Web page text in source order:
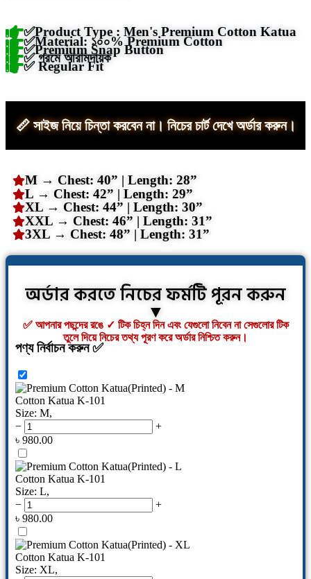
✅Product Type : Men's Premium Cotton Katua
✅Material: ১০০% Premium Cotton
✅Premium Snap Button
✅ গরমে আরামদায়ক
✅ Regular Fit
📏 সাইজ নিয়ে চিন্তা করবেন না। নিচের চার্ট দেখে অর্ডার করুন।
M → Chest: 40” | Length: 28”
L → Chest: 42” | Length: 29”
XL → Chest: 44” | Length: 30”
XXL → Chest: 46” | Length: 31”
3XL → Chest: 48” | Length: 31”
অর্ডার করতে নিচের ফর্মটি পূরন করুন
▼
✅ আপনার পছন্দের রঙে ✓ টিক চিহ্ন দিন এবং যেগুলো নিবেন না সেগুলোর টিক
তুলে দিয়ে নিচের তথ্য পূরণ করে অর্ডার নিশ্চিত করুন।
পণ্য নির্বাচন করুন ✅
Cotton Katua K-101
Size: M,
−
+
৳ 980.00
Cotton Katua K-101
Size: L,
−
+
৳ 980.00
Cotton Katua K-101
Size: XL,